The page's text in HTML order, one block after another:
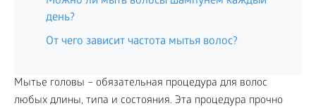
день?
От чего зависит частота мытья волос?
Мытье головы – обязательная процедура для волос
любых длины, типа и состояния. Эта процедура прочно